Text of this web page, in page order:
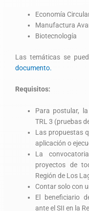
Economía
Manufactura
Biotecnología
Las temáticas se
documento.
Requisitos:
Para postular,
TRL 3 (pruebas
Las propuestas
aplicación o
La
proyectos de
Región de Los
Contar solo con
El beneficiario
ante el SII en la